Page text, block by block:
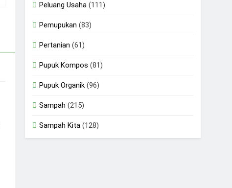
Peluang Usaha (111)
Pemupukan (83)
Pertanian (61)
Pupuk Kompos (81)
Pupuk Organik (96)
Sampah (215)
Sampah Kita (128)